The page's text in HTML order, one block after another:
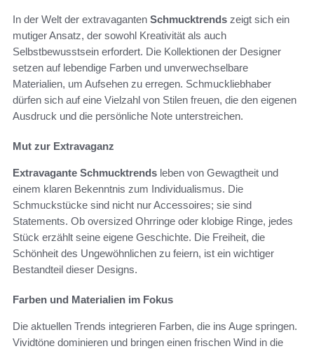
In der Welt der extravaganten Schmucktrends zeigt sich ein
mutiger Ansatz, der sowohl Kreativität als auch
Selbstbewusstsein erfordert. Die Kollektionen der Designer
setzen auf lebendige Farben und unverwechselbare
Materialien, um Aufsehen zu erregen. Schmuckliebhaber
dürfen sich auf eine Vielzahl von Stilen freuen, die den eigenen
Ausdruck und die persönliche Note unterstreichen.
Mut zur Extravaganz
Extravagante Schmucktrends leben von Gewagtheit und
einem klaren Bekenntnis zum Individualismus. Die
Schmuckstücke sind nicht nur Accessoires; sie sind
Statements. Ob oversized Ohrringe oder klobige Ringe, jedes
Stück erzählt seine eigene Geschichte. Die Freiheit, die
Schönheit des Ungewöhnlichen zu feiern, ist ein wichtiger
Bestandteil dieser Designs.
Farben und Materialien im Fokus
Die aktuellen Trends integrieren Farben, die ins Auge springen.
Vividtöne dominieren und bringen einen frischen Wind in die